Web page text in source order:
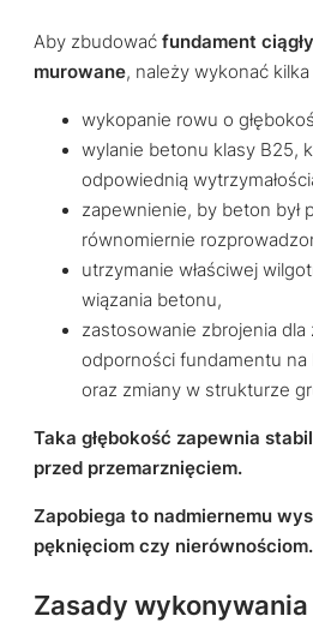
Aby zbudować fundament
murowane, należy wykonać
wykopanie rowu o
wylanie betonu klasy B25,
odpowiednią
zapewnienie, by beton był
równomiernie
utrzymanie właściwej
wiązania betonu,
zastosowanie zbrojenia dla
odporności fundamentu na
oraz zmiany w strukturze
Taka głębokość zapewnia
przed przemarznięciem.
Zapobiega to nadmiernemu
pęknięciom czy nierównościom.
Zasady